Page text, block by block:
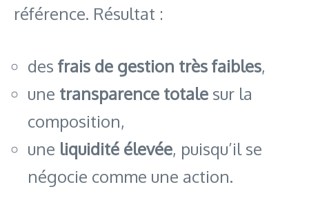
référence. Résultat :
des frais de gestion très faibles,
une transparence totale sur la
composition,
une liquidité élevée, puisqu’il se
négocie comme une action.